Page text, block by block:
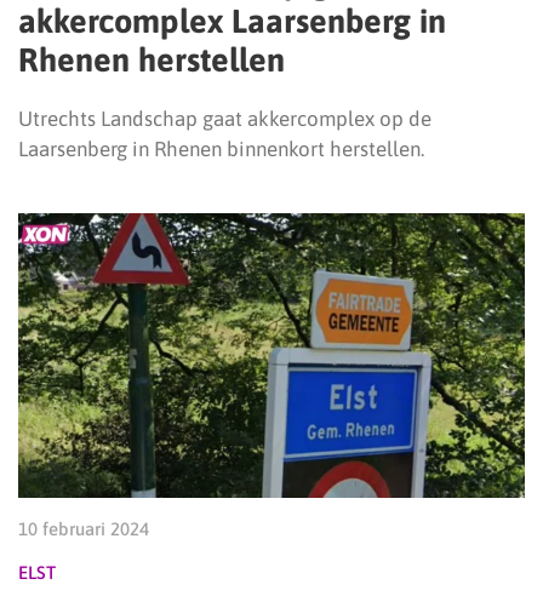
akkercomplex Laarsenberg in
Rhenen herstellen
Utrechts Landschap gaat akkercomplex op de
Laarsenberg in Rhenen binnenkort herstellen.
10 februari 2024
ELST